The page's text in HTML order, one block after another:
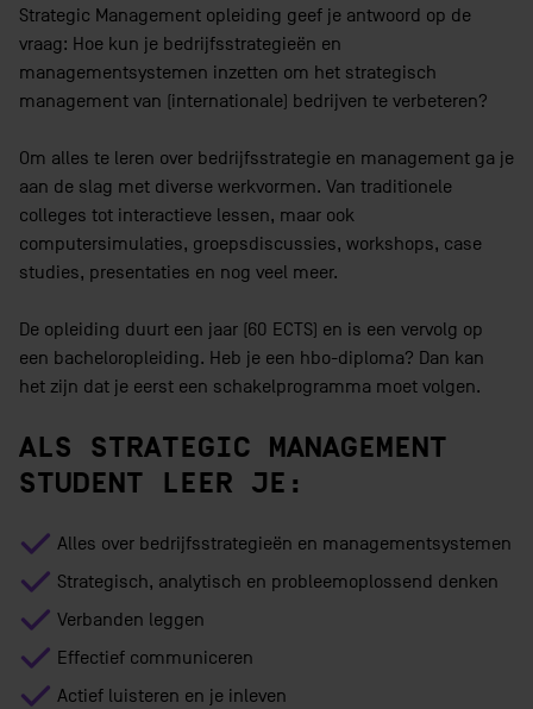
Strategic Management opleiding geef je antwoord op de
vraag: Hoe kun je bedrijfsstrategieën en
managementsystemen inzetten om het strategisch
management van (internationale) bedrijven te verbeteren?
Om alles te leren over bedrijfsstrategie en management ga je
aan de slag met diverse werkvormen. Van traditionele
colleges tot interactieve lessen, maar ook
computersimulaties, groepsdiscussies, workshops, case
studies, presentaties en nog veel meer.
De opleiding duurt een jaar (60 ECTS) en is een vervolg op
een bacheloropleiding. Heb je een hbo-diploma? Dan kan
het zijn dat je eerst een schakelprogramma moet volgen.
ALS STRATEGIC MANAGEMENT
STUDENT LEER JE:
Alles over bedrijfsstrategieën en managementsystemen
Strategisch, analytisch en probleemoplossend denken
Verbanden leggen
Effectief communiceren
Actief luisteren en je inleven